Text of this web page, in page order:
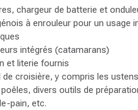
chargeur de batterie et
à enrouleur pour un usage
intégrés (catamarans)
et literie fournis
de croisière, y compris les
divers outils de
pain, etc.